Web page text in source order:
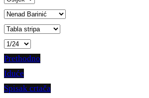
Prethodno
Iduće
Spisak crtača